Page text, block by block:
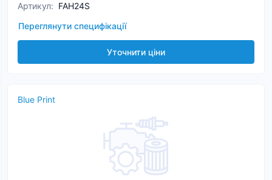
Артикул: FAH24S
Переглянути специфікації
Уточнити ціни
Blue Print